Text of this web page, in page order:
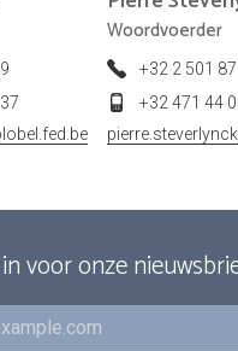
Woordvoerder
+32 2 501
+32 471 44
voor onze